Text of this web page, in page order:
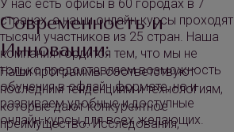
Современность и
Инновации:
Наши программы соответствуют
последним тенденциям и технологиям,
которые дают конкурентное
преимущество. Исследования,
У нас есть офисы в 60 городах в 7
странах, а наши онлайн-курсы проходят
тысячи участников из 25 стран. Наша
компания гордится тем, что мы не
только предоставляем возможность
обучения в офлайн формате, но и
развиваем удобные и доступные
онлайн-курсы для всех желающих.